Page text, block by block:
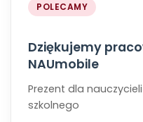
POLECAMY
Dziękujemy
NAUmobile
Prezent dla
szkolnego